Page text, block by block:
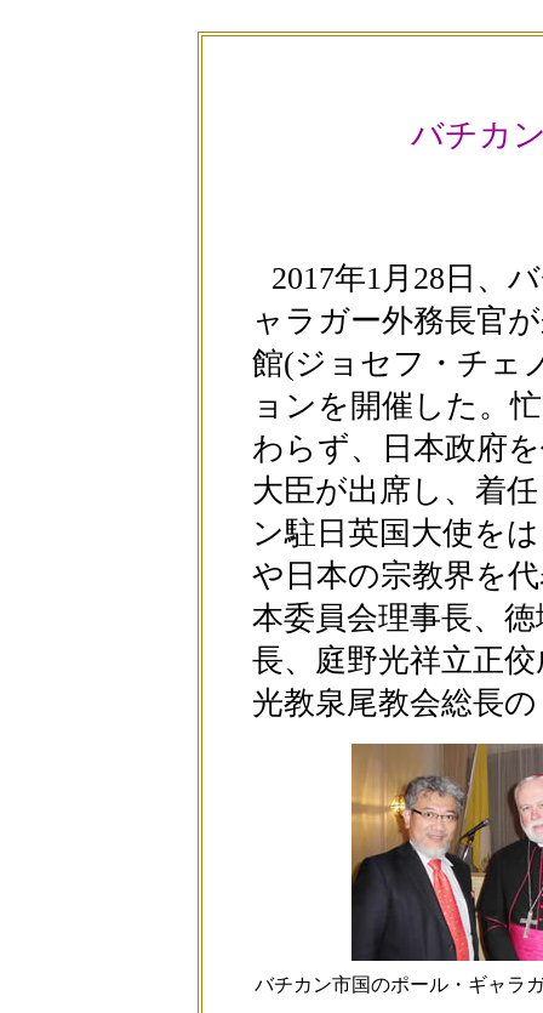
バチカ
2017年1月28日、
ャラガー外務長官
館(ジョセフ・チェ
ョンを開催した。
わらず、日本政府
大臣が出席し、着
ン駐日英国大使を
や日本の宗教界を
本委員会理事長、
長、庭野光祥立正
光教泉尾教会総長
バチカン市国のポール・ギャラ